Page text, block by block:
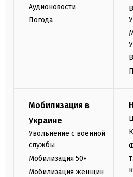
Аудионовости
Погода
Мобилизация в
Украине
Увольнение с военной
службы
Мобилизация 50+
Мобилизация женщин